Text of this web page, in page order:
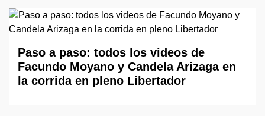
Paso a paso: todos los videos de
Facundo Moyano y Candela Arizaga en
la corrida en pleno Libertador